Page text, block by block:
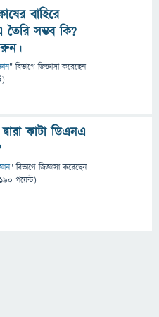
বাহিরে
সম্ভব কি?
" বিভাগে জিজ্ঞাসাকরেছেন
কাটা ডিএনএ
" বিভাগে জিজ্ঞাসাকরেছেন
পয়েন্ট)